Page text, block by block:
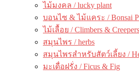
ไม้มงคล / lucky plant
บอนไซ & ไม้แคระ / Bonsai
ไม้เลื้อย / Climbers & Creepers
สมุนไพร / herbs
สมุนไพรสำหรับสัตว์เลี้ยง /
มะเดื่อฝรั่ง / Ficus & Fig